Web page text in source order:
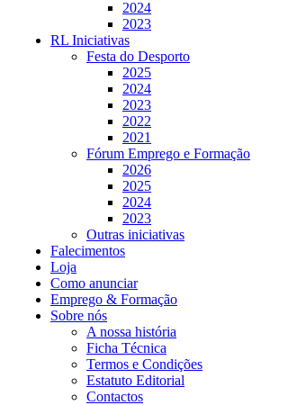
2024
2023
RL Iniciativas
Festa do Desporto
2025
2024
2023
2022
2021
Fórum Emprego e Formação
2026
2025
2024
2023
Outras iniciativas
Falecimentos
Loja
Como anunciar
Emprego & Formação
Sobre nós
A nossa história
Ficha Técnica
Termos e Condições
Estatuto Editorial
Contactos